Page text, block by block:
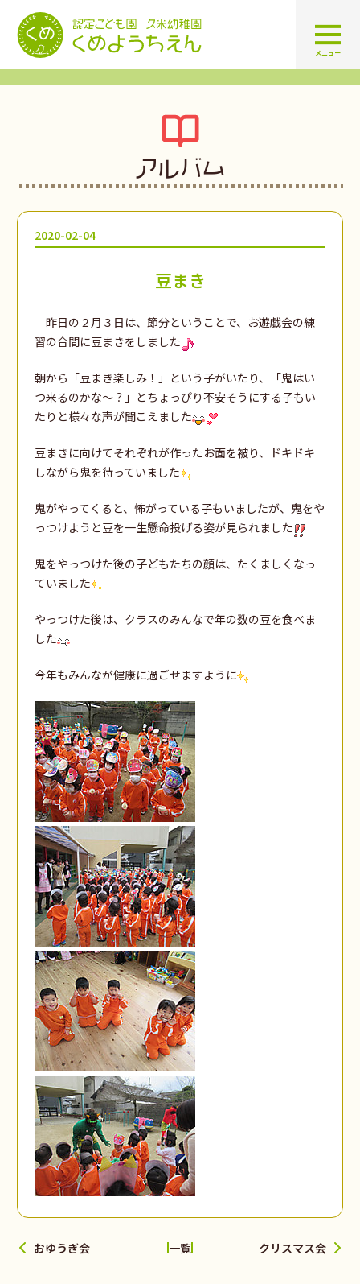
認定こども園 学校法人久米幼
メニュー
アルバム
2020-02-04
豆まき
昨日の２月３日は、節分ということで、お遊戯会の練
習の合間に豆まきをしました
朝から「豆まき楽しみ！」という子がいたり、「鬼はい
つ来るのかな～？」とちょっぴり不安そうにする子もい
たりと様々な声が聞こえました
豆まきに向けてそれぞれが作ったお面を被り、ドキドキ
しながら鬼を待っていました
鬼がやってくると、怖がっている子もいましたが、鬼をや
っつけようと豆を一生懸命投げる姿が見られました
鬼をやっつけた後の子どもたちの顔は、たくましくなっ
ていました
やっつけた後は、クラスのみんなで年の数の豆を食べま
した
今年もみんなが健康に過ごせますように
おゆうぎ会 一覧 クリスマス会